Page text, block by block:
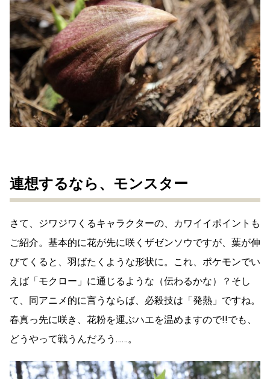
連想するなら、モンスター
さて、ジワジワくるキャラクターの、カワイイポイントも
ご紹介。基本的に花が先に咲くザゼンソウですが、葉が伸
びてくると、羽ばたくような形状に。これ、ポケモンでい
えば「モクロー」に通じるような（伝わるかな）？そし
て、同アニメ的に言うならば、必殺技は「発熱」ですね。
春真っ先に咲き、花粉を運ぶハエを温めますので!!でも、
どうやって戦うんだろう……。